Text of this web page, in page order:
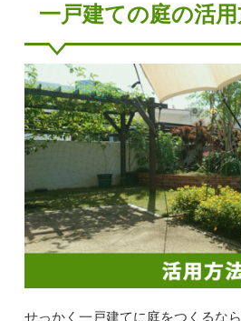
一戸建ての庭の活
せっかく一戸建てに庭をつくるな